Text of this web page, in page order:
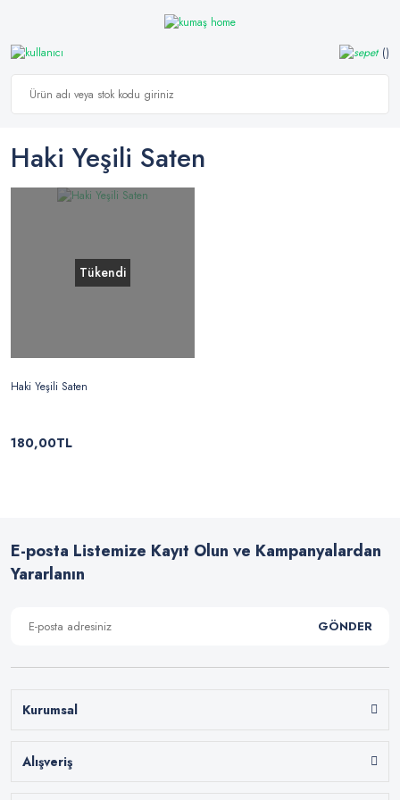
Haki Yeşili Saten
Tükendi
Haki Yeşili Saten
180,00TL
E-posta Listemize Kayıt Olun ve Kampanyalardan
Yararlanın
GÖNDER
Kurumsal
Alışveriş